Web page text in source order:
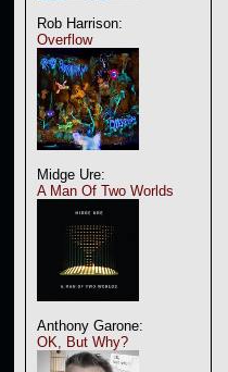
Rob Harrison:
Overflow
Midge Ure:
A Man Of Two Worlds
Anthony Garone:
OK, But Why?